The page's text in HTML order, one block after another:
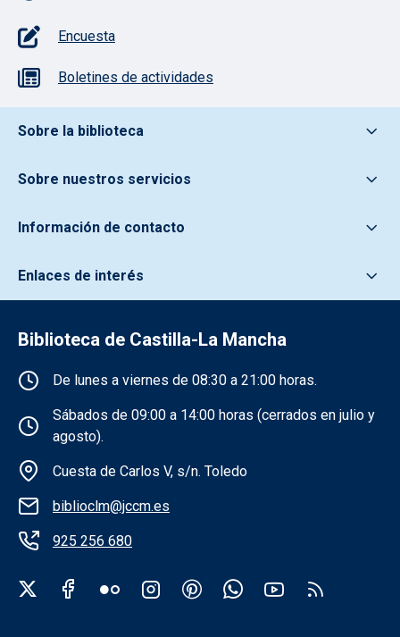
Encuesta
Boletines de actividades
Pie de pagina información
Sobre la biblioteca
Sobre nuestros servicios
Información de contacto
Enlaces de interés
Biblioteca de Castilla-La Mancha
Información de la institución
De lunes a viernes de 08:30 a 21:00 horas.
Sábados de 09:00 a 14:00 horas (cerrados en julio y
agosto).
Cuesta de Carlos V, s/n. Toledo
biblioclm@jccm.es
925 256 680
Redes sociales institución